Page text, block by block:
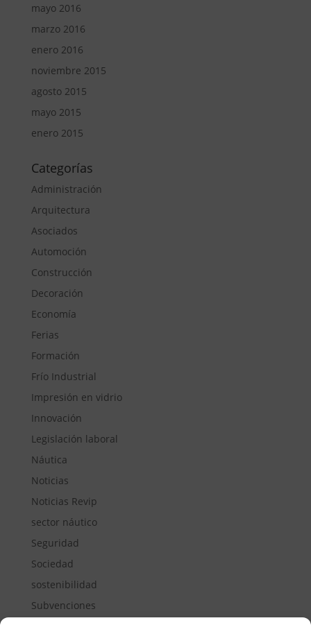
mayo 2016
marzo 2016
enero 2016
noviembre 2015
agosto 2015
mayo 2015
enero 2015
Categorías
Administración
Arquitectura
Asociados
Automoción
Construcción
Decoración
Economía
Ferias
Formación
Frío Industrial
Impresión en vidrio
Innovación
Legislación laboral
Náutica
Noticias
Noticias Revip
sector náutico
Seguridad
Sociedad
sostenibilidad
Subvenciones